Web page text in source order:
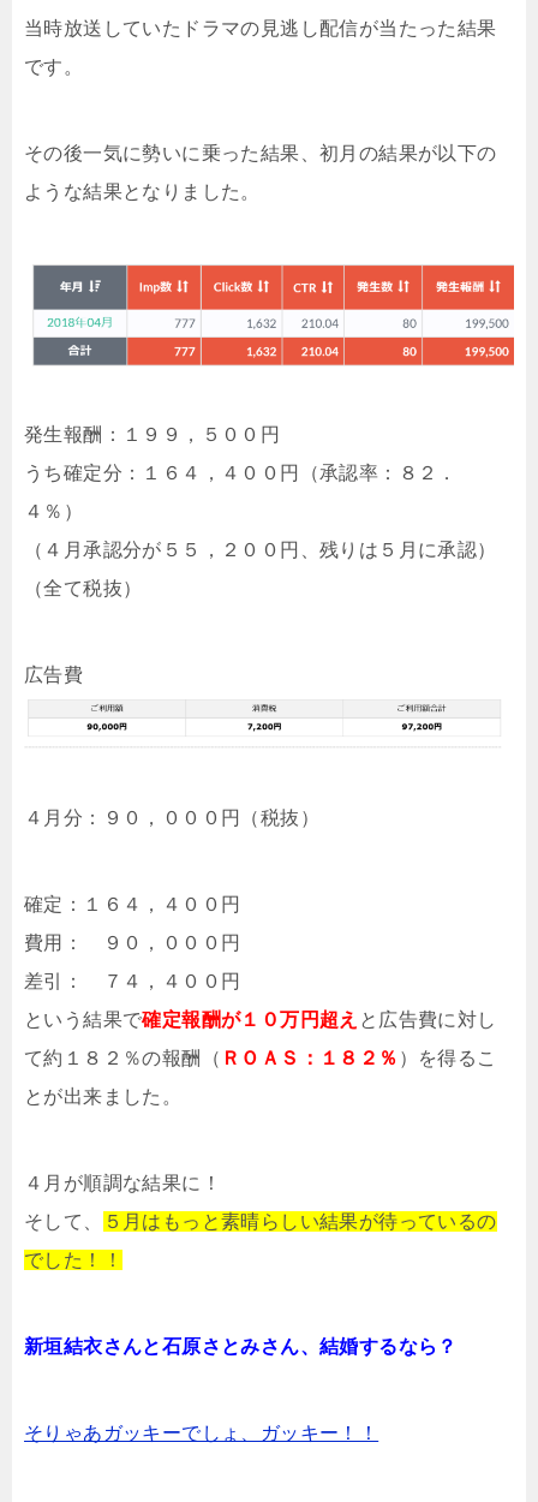
当時放送していたドラマの見逃し配信が当たった結果
です。
その後一気に勢いに乗った結果、初月の結果が以下の
ような結果となりました。
発生報酬：１９９，５００円
うち確定分：１６４，４００円（承認率：８２．
４％）
（４月承認分が５５，２００円、残りは５月に承認）
（全て税抜）
広告費
４月分：９０，０００円（税抜）
確定：１６４，４００円
費用： ９０，０００円
差引： ７４，４００円
という結果で確定報酬が１０万円超え と広告費に対し
て約１８２％の報酬（ ＲＯＡＳ：１８２％ ）を得るこ
とが出来ました。
４月が順調な結果に！
そして、
５月はもっと素晴らしい結果が待っているの
でした！！
新垣結衣さんと石原さとみさん、結婚するなら？
そりゃあガッキーでしょ、ガッキー！！